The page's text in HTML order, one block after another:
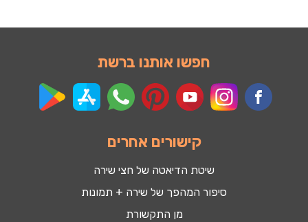
חפשו אותנו ברשת
קישורים אחרים
שיטת הדיאטה של חצי שירה
סיפור המהפך של שירה + תמונות
מן התקשורת